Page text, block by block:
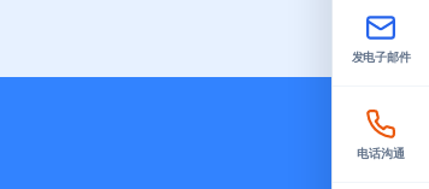
发电子邮件
电话沟通